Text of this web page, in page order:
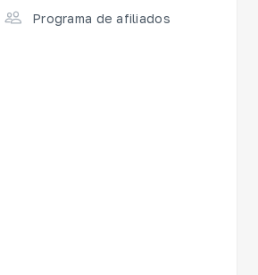
Programa de afiliados